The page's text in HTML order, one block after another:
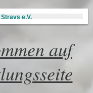
e.V.
auf